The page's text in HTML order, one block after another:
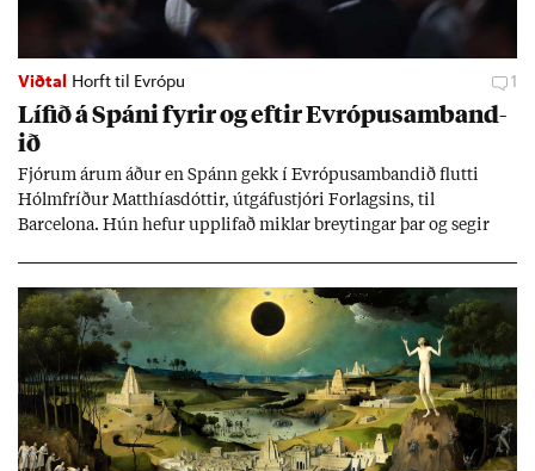
Viðtal Horft til Evrópu 1
Líf­ið á Spáni fyr­ir og eft­ir Evr­ópu­sam­band­
ið
Fjór­um ár­um áð­ur en Spánn gekk í Evr­ópu­sam­band­ið flutti
Hólm­fríð­ur Matth­ías­dótt­ir, út­gáfu­stjóri For­lags­ins, til
Barcelona. Hún hef­ur upp­lif­að mikl­ar breyt­ing­ar þar og seg­ir
jafnt sem styrkj­um til menn­ing­ar­mála. Þá hafi katalónsk­an hlot­
ið með­byr.